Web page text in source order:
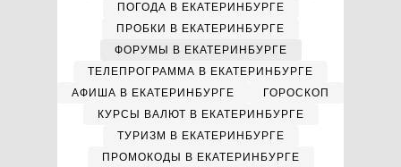
ПОГОДА В ЕКАТЕРИНБУРГЕ
ПРОБКИ В ЕКАТЕРИНБУРГЕ
ФОРУМЫ В ЕКАТЕРИНБУРГЕ
ТЕЛЕПРОГРАММА В ЕКАТЕРИНБУРГЕ
АФИША В ЕКАТЕРИНБУРГЕ
ГОРОСКОП
КУРСЫ ВАЛЮТ В ЕКАТЕРИНБУРГЕ
ТУРИЗМ В ЕКАТЕРИНБУРГЕ
ПРОМОКОДЫ В ЕКАТЕРИНБУРГЕ